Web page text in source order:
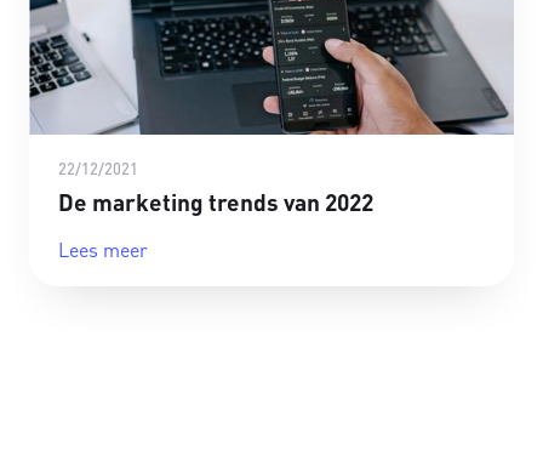
22/12/2021
De marketing trends van 2022
Lees meer